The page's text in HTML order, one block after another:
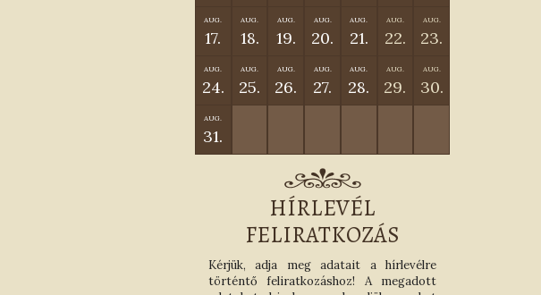
AUG.
17.
AUG.
18.
AUG.
19.
AUG.
20.
AUG.
21.
AUG.
22.
AUG.
23.
AUG.
24.
AUG.
25.
AUG.
26.
AUG.
27.
AUG.
28.
AUG.
29.
AUG.
30.
AUG.
31.
HÍRLEVÉL
FELIRATKOZÁS
Kérjük, adja meg adatait a hírlevélre
történtő feliratkozáshoz! A megadott